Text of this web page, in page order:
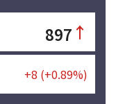
897 ↑
+8 (+0.89%)